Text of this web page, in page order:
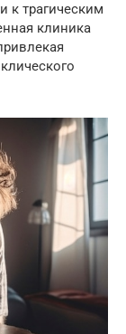
к трагическим
клиника